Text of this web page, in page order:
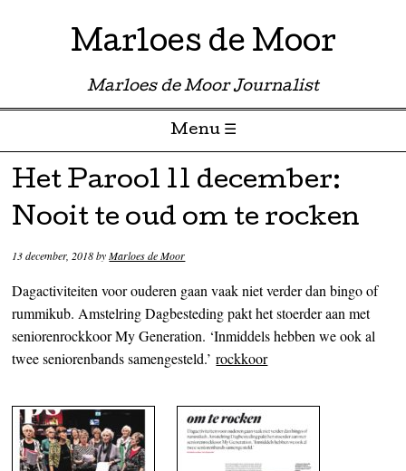
Marloes de Moor
Marloes de Moor Journalist
Menu ☰
Skip to content
Het Parool 11 december:
Nooit te oud om te rocken
13 december, 2018byMarloes de Moor
Dagactiviteiten voor ouderen gaan vaak niet verder dan bingo of
rummikub. Amstelring Dagbesteding pakt het stoerder aan met
seniorenrockkoor My Generation. ‘Inmiddels hebben we ook al
twee seniorenbands samengesteld.’rockkoor